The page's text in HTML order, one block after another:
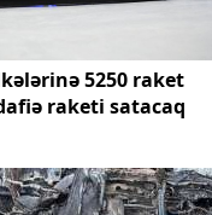
5250 raket
raketi satacaq